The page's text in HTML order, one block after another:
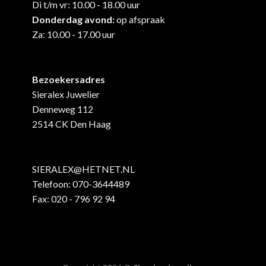
Di t/m vr: 10.00 - 18.00 uur
Donderdag avond:op afspraak
Za: 10.00 - 17.00 uur
Bezoekersadres
Sieralex Juwelier
Denneweg 112
2514 CK Den Haag
SIERALEX@HETNET.NL
Telefoon: 070-3644489
Fax: 020 - 796 92 94